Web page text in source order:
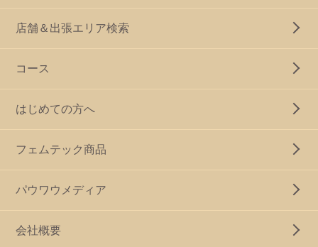
店舗＆出張エリア検索
コース
はじめての方へ
フェムテック商品
パウワウメディア
会社概要